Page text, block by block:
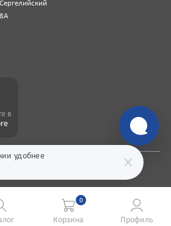
удобнее
в
0
Корзина Профиль